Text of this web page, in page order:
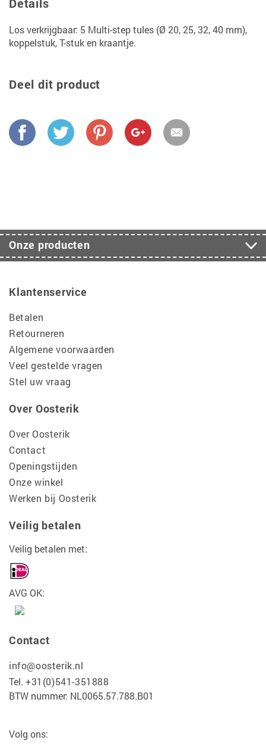
Los verkrijgbaar: 5 Multi-step tules (Ø 20, 25, 32, 40 mm),
koppelstuk, T-stuk en kraantje.
Deel dit product
Onze producten
Klantenservice
Betalen
Retourneren
Algemene voorwaarden
Veel gestelde vragen
Stel uw vraag
Over Oosterik
Over Oosterik
Contact
Openingstijden
Onze winkel
Werken bij Oosterik
Veilig betalen
Veilig betalen met:
AVG OK:
Contact
info@oosterik.nl
Tel. +31(0)541-351888
BTW nummer: NL0065.57.788.B01
Volg ons: